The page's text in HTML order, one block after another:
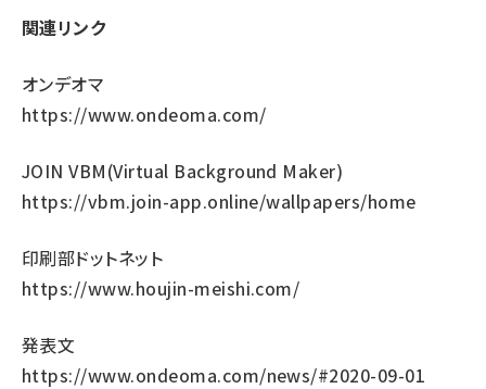
関連リンク
オンデオマ
https://www.ondeoma.com/
JOIN VBM(Virtual Background Maker)
https://vbm.join-app.online/wallpapers/home
印刷部ドットネット
https://www.houjin-meishi.com/
発表文
https://www.ondeoma.com/news/#2020-09-01